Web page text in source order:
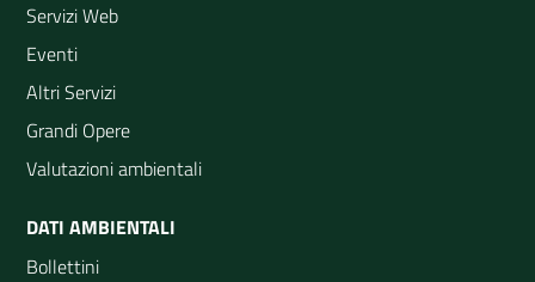
Servizi Web
Eventi
Altri Servizi
Grandi Opere
Valutazioni ambientali
DATI AMBIENTALI
Bollettini